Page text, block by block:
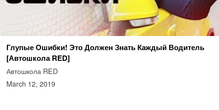
Глупые Ошибки! Это Должен Знать Каждый Водитель
[Автошкола RED]
Автошкола RED
March 12, 2019